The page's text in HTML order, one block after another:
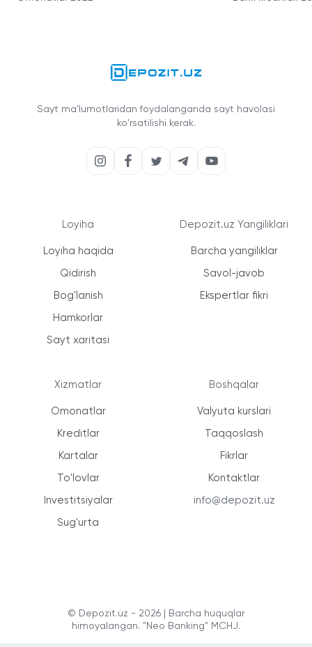
Sayt ma'lumotlaridan foydalanganda sayt havolasi
ko'rsatilishi kerak.
Loyiha
Loyiha haqida
Qidirish
Bog'lanish
Hamkorlar
Sayt xaritasi
Xizmatlar
Omonatlar
Kreditlar
Kartalar
To'lovlar
Investitsiyalar
Sug'urta
Depozit.uz Yangiliklari
Barcha yangiliklar
Savol-javob
Ekspertlar fikri
Boshqalar
Valyuta kurslari
Taqqoslash
Fikrlar
Kontaktlar
info@depozit.uz
© Depozit.uz - 2026 | Barcha huquqlar
himoyalangan. "Neo Banking" MCHJ.